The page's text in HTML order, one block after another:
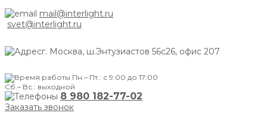
mail@interlight.ru
svet@interlight.ru
г. Москва, ш.Энтузиастов 56с26, офис 207
Пн.– Пт.: с 9:00 до 17:00
Сб.– Вс.: выходной
8 980 182-77-02
Заказать звонок